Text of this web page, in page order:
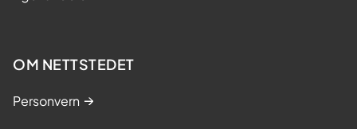
OM NETTSTEDET
Personvern